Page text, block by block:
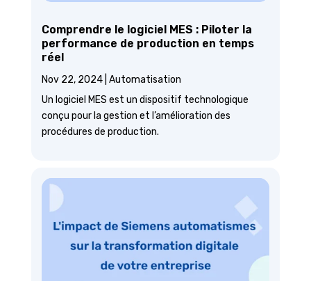
Comprendre le logiciel MES : Piloter la
performance de production en temps
réel
Nov 22, 2024| Automatisation
Un logiciel MES est un dispositif technologique
conçu pour la gestion et l’amélioration des
procédures de production.